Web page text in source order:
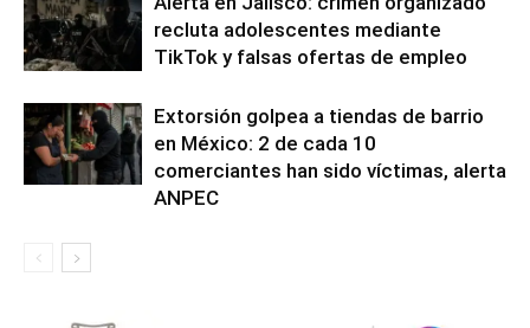
recluta adolescentes mediante
TikTok y falsas ofertas de empleo
Extorsión golpea a tiendas de barrio
en México: 2 de cada 10
comerciantes han sido víctimas, alerta
ANPEC